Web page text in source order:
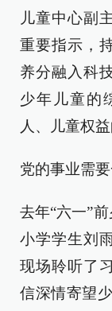
儿童中心副
重要指示，
养分融入科
少年儿童的
人、儿童权
党的事业需
去年“六一”
小学学生刘
现场聆听了
信深情寄望